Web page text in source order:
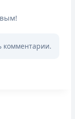
комментарии.